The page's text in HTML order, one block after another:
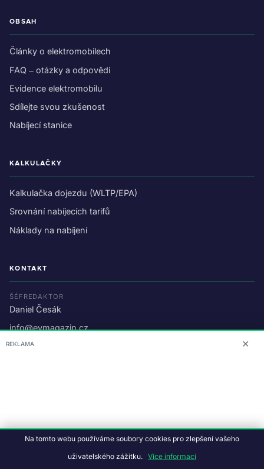
OBSAH
Články o elektromobilech
FAQ – otázky a odpovědi
Evidence elektromobilu
Sdílejte svou zkušenost
Nabíjecí stanice
KALKULAČKY
Kalkulačka dojezdu (WLTP/EPA)
Srovnání nabíjecích tarifů
Náklady na nabíjení
KONTAKT
ŠÉFREDAKTOR
Daniel Česák
info@evmagazin.cz
O nás
© 2026 EV Magazin.Podmínky a ochrana dat.
Studiografix
REKLAMA ✕
Na tomto webu používáme soubory cookies pro zlepšení vašeho
uživatelského zážitku. Více informací